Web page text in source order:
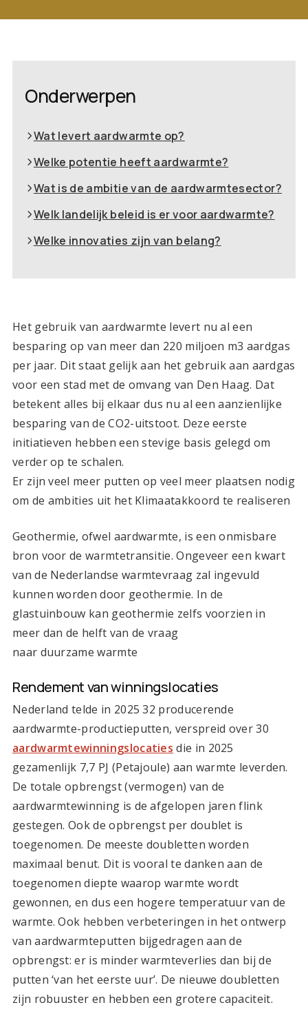
Onderwerpen
Wat levert aardwarmte op?
Welke potentie heeft aardwarmte?
Wat is de ambitie van de aardwarmtesector?
Welk landelijk beleid is er voor aardwarmte?
Welke innovaties zijn van belang?
Het gebruik van aardwarmte levert nu al een
besparing op van meer dan 220 miljoen m3 aardgas
per jaar. Dit staat gelijk aan het gebruik aan aardgas
voor een stad met de omvang van Den Haag. Dat
betekent alles bij elkaar dus nu al een aanzienlijke
besparing van de CO2-uitstoot. Deze eerste
initiatieven hebben een stevige basis gelegd om
verder op te schalen.
Er zijn veel meer putten op veel meer plaatsen nodig
om de ambities uit het Klimaatakkoord te realiseren
Geothermie, ofwel aardwarmte, is een onmisbare
bron voor de warmtetransitie. Ongeveer een kwart
van de Nederlandse warmtevraag zal ingevuld
kunnen worden door geothermie. In de
glastuinbouw kan geothermie zelfs voorzien in
meer dan de helft van de vraag
naar duurzame warmte
Rendement van winningslocaties
Nederland telde in 2025 32 producerende
aardwarmte-productieputten, verspreid over 30
aardwarmtewinningslocaties die in 2025
gezamenlijk 7,7 PJ (Petajoule) aan warmte leverden.
De totale opbrengst (vermogen) van de
aardwarmtewinning is de afgelopen jaren flink
gestegen. Ook de opbrengst per doublet is
toegenomen. De meeste doubletten worden
maximaal benut. Dit is vooral te danken aan de
toegenomen diepte waarop warmte wordt
gewonnen, en dus een hogere temperatuur van de
warmte. Ook hebben verbeteringen in het ontwerp
van aardwarmteputten bijgedragen aan de
opbrengst: er is minder warmteverlies dan bij de
putten ‘van het eerste uur’. De nieuwe doubletten
zijn robuuster en hebben een grotere capaciteit.